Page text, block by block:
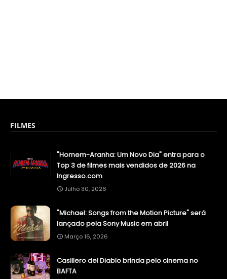
FILMES
"Homem-Aranha: Um Novo Dia" entra para o
Top 3 de filmes mais vendidos de 2026 na
Ingresso.com
Julho 30, 2026
"Michael: Songs from the Motion Picture" será
lançado pela Sony Music em abril
Março 16, 2026
Casillero del Diablo brinda pelo cinema no
BAFTA